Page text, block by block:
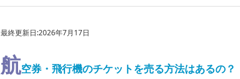
最終更新日:2026年7月17日
航空券・飛行機のチケットを売る方法はあるの？